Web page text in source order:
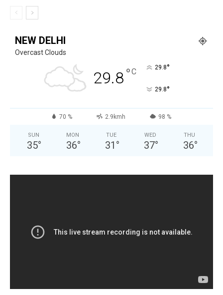
NEW DELHI
Overcast Clouds
29.8°C 29.8°
29.8°
70 % 2.9kmh 98 %
SUN
35°
MON
36°
TUE
31 °
WED
37°
THU
36°